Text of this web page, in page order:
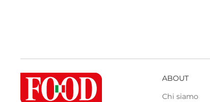
ABOUT
Chi siamo